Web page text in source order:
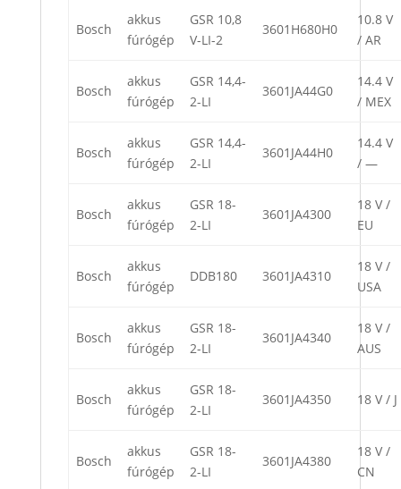
Bosch
akkus
fúrógép
GSR 10,8
V-LI-2
3601H680H0
10.8 V
/ AR
Bosch
akkus
fúrógép
GSR 14,4-
2-LI
3601JA44G0
14.4 V
/ MEX
Bosch
akkus
fúrógép
GSR 14,4-
2-LI
3601JA44H0
14.4 V
/ —
Bosch
akkus
fúrógép
GSR 18-
2-LI
3601JA4300
18 V /
EU
Bosch
akkus
fúrógép
DDB180 3601JA4310
18 V /
USA
Bosch
akkus
fúrógép
GSR 18-
2-LI
3601JA4340
18 V /
AUS
Bosch
akkus
fúrógép
GSR 18-
2-LI
3601JA4350 18 V / J
Bosch
akkus
fúrógép
GSR 18-
2-LI
3601JA4380
18 V /
CN